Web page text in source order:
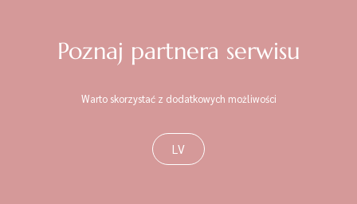
Poznaj partnera serwisu
Warto skorzystać z dodatkowych możliwości
LV